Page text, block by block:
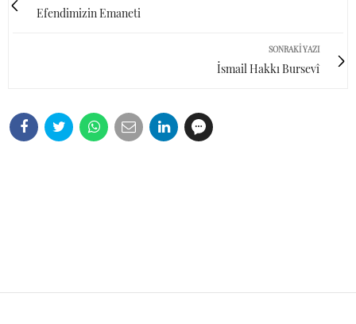
Efendimizin Emaneti
SONRAKI YAZI
İsmail Hakkı Bursevî